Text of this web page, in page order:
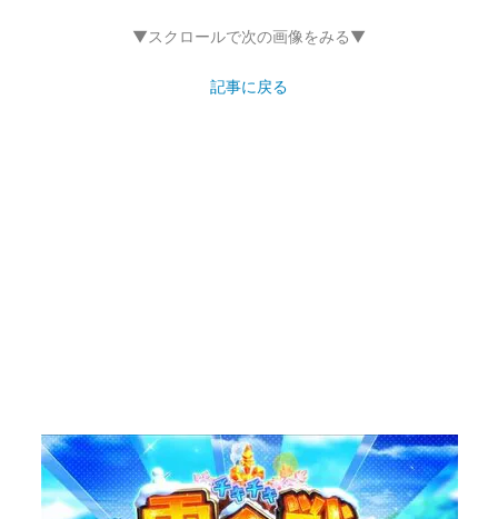
▼スクロールで次の画像をみる▼
記事に戻る